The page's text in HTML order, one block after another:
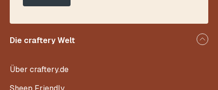
Die craftery Welt
Über craftery.de